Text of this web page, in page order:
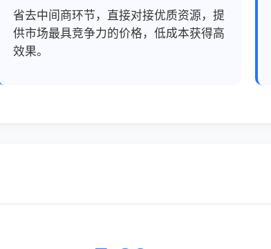
省去中间商环节，直接对接优质资源，提
供市场最具竞争力的价格，低成本获得高
效果。